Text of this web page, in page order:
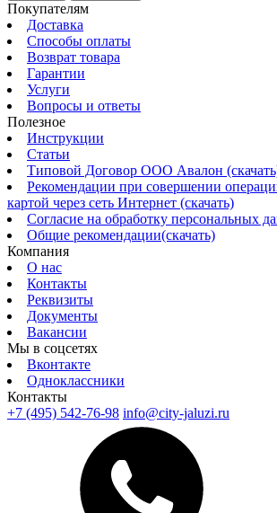
Покупателям
Доставка
Способы оплаты
Возврат товара
Гарантии
Услуги
Вопросы и ответы
Полезное
Инструкции
Статьи
Типовой Договор ООО Авалон
Рекомендации при совершении
картой через сеть Интернет (скачать)
Согласие на обработку персональных
Общие рекомендации(скачать)
Компания
О нас
Контакты
Реквизиты
Документы
Вакансии
Мы в соцсетях
Вконтакте
Одноклассники
Контакты
+7 (495) 542-76-98 info@city-jaluzi.ru